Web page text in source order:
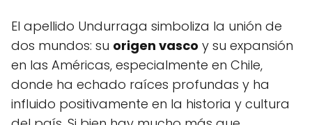
El apellido Undurraga simboliza la unión de
dos mundos: su origen vasco y su expansión
en las Américas, especialmente en Chile,
donde ha echado raíces profundas y ha
influido positivamente en la historia y cultura